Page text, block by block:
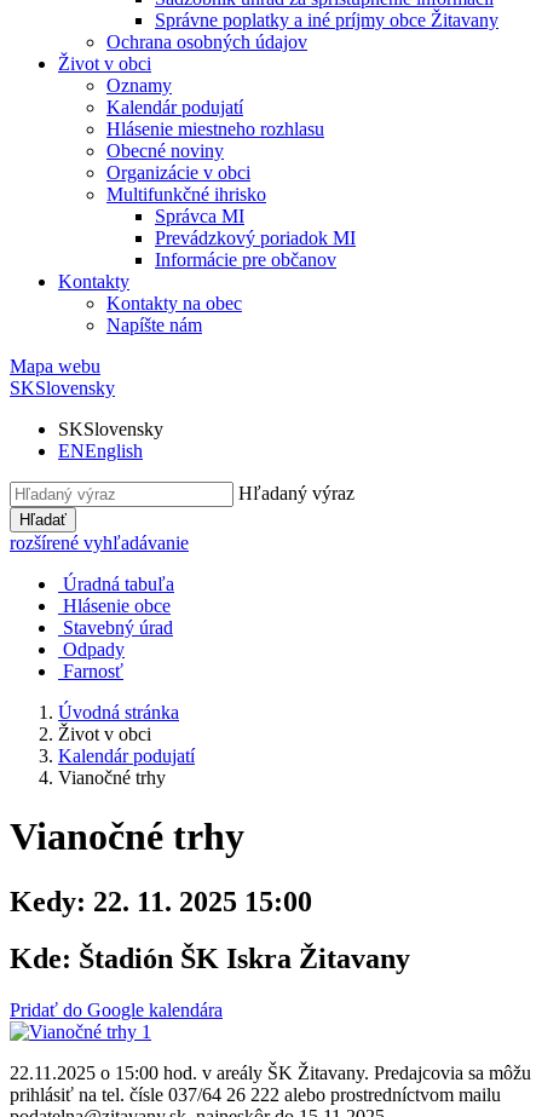
Správne poplatky a iné príjmy obce Žitavany
Ochrana osobných údajov
Život v obci
Oznamy
Kalendár podujatí
Hlásenie miestneho rozhlasu
Obecné noviny
Organizácie v obci
Multifunkčné ihrisko
Správca MI
Prevádzkový poriadok MI
Informácie pre občanov
Kontakty
Kontakty na obec
Napíšte nám
Mapa webu
SKSlovensky
SKSlovensky
ENEnglish
Hľadaný výraz
Hľadať
rozšírené vyhľadávanie
Úradná tabuľa
Hlásenie obce
Stavebný úrad
Odpady
Farnosť
Úvodná stránka
Život v obci
Kalendár podujatí
Vianočné trhy
Vianočné trhy
Kedy: 22. 11. 2025 15:00
Kde: Štadión ŠK Iskra Žitavany
Pridať do Google kalendára
22.11.2025 o 15:00 hod. v areály ŠK Žitavany. Predajcovia sa môžu
prihlásiť na tel. čísle 037/64 26 222 alebo prostredníctvom mailu